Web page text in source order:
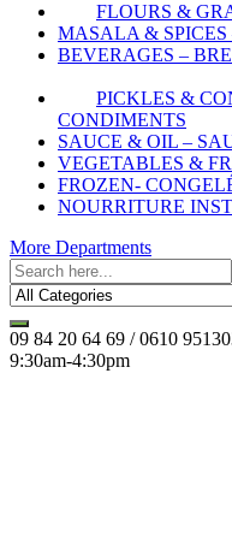
FLOURS &
MASALA &
BEVERAGES –
PICKLES &
CONDIMENTS
SAUCE & OIL –
VEGETABLES &
FROZEN-
NOURRITURE
More Departments
09 84 20 64 69 / 0610
9:30am-4:30pm